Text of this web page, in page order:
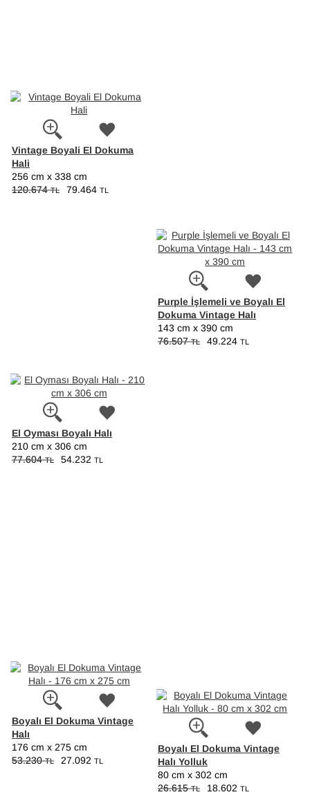
Vintage Boyali El Dokuma
Hali
256 cm x 338 cm
120.674TL 79.464 TL
Purple İşlemeli ve Boyalı El
Dokuma Vintage Halı
143 cm x 390 cm
76.507TL 49.224 TL
El Oyması Boyalı Halı
210 cm x 306 cm
77.604TL 54.232 TL
Boyalı El Dokuma Vintage
Halı
176 cm x 275 cm
53.230TL 27.092 TL
Boyalı El Dokuma Vintage
Halı Yolluk
80 cm x 302 cm
26.615TL 18.602 TL